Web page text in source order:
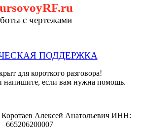
с чертежами
ПОДДЕРЖКА
для короткого разговора!
напишите, если вам нужна помощь.
Алексей Анатольевич ИНН:
665206200007